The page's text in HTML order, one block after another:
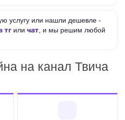
услугу или нашли дешевле -
тгили чат , и мы решим любой
на канал Твича